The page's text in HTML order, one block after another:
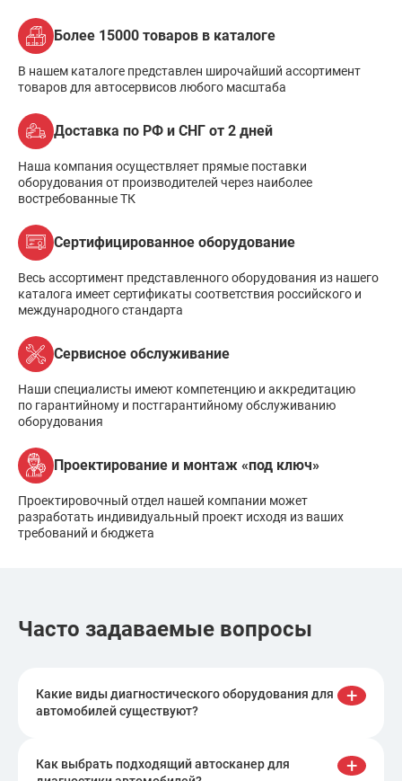
Более 15000 товаров в каталоге
В нашем каталоге представлен широчайший ассортимент
товаров для автосервисов любого масштаба
Доставка по РФ и СНГ от 2 дней
Наша компания осуществляет прямые поставки
оборудования от производителей через наиболее
востребованные ТК
Сертифицированное оборудование
Весь ассортимент представленного оборудования из нашего
каталога имеет сертификаты соответствия российского и
международного стандарта
Сервисное обслуживание
Наши специалисты имеют компетенцию и аккредитацию
по гарантийному и постгарантийному обслуживанию
оборудования
Проектирование и монтаж «под ключ»
Проектировочный отдел нашей компании может
разработать индивидуальный проект исходя из ваших
требований и бюджета
Часто задаваемые вопросы
Какие виды диагностического оборудования для
автомобилей существуют?
+
спектр приборов и устройств. Основные
Как выбрать подходящий автосканер для
+